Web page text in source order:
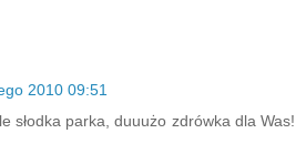
2010 09:51
słodka parka, duuużo zdrówka dla Was!